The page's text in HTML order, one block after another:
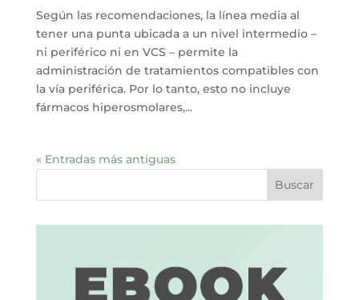
Según las recomendaciones, la línea media al
tener una punta ubicada a un nivel intermedio –
ni periférico ni en VCS – permite la
administración de tratamientos compatibles con
la vía periférica. Por lo tanto, esto no incluye
fármacos hiperosmolares,...
« Entradas más antiguas